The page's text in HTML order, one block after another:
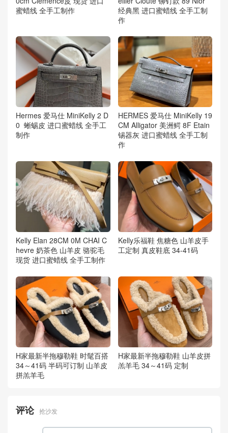
蜜蜡线 全手工制作
经典黑 进口蜜蜡线 全手工制
作
Hermes 爱马仕 MiniKelly 2 D
0 蜥蜴皮 进口蜜蜡线 全手工
制作
HERMES 爱马仕 MiniKelly 19
CM Alligator 美洲鳄 8F Etain
锡器灰 进口蜜蜡线 全手工制
作
Kelly Elan 28CM 0M CHAI C
hevre 奶茶色 山羊皮 骆驼毛
现货 进口蜜蜡线 全手工制作
Kelly乐福鞋 焦糖色 山羊皮手
工定制 真皮鞋底 34-41码
H家最新半拖穆勒鞋 时髦百搭
34～41码 半码可订制 山羊皮
拼羔羊毛
H家最新半拖穆勒鞋 山羊皮拼
羔羊毛 34～41码 定制
评论 抢沙发